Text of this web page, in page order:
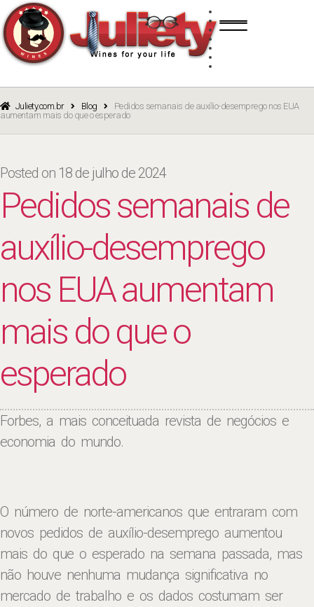
navigation
content
BRANCO
ROSÉ
Juliety.com.br Blog
Pedidos semanais de auxílio-desemprego nos EUA
aumentam mais do que o esperado
Posted on 18 de julho de 2024
Pedidos semanais de
auxílio-desemprego
nos EUA aumentam
mais do que o
esperado
Forbes, a mais conceituada revista de negócios e
economia do mundo.
O número de norte-americanos que entraram com
novos pedidos de auxílio-desemprego aumentou
mais do que o esperado na semana passada, mas
não houve nenhuma mudança significativa no
mercado de trabalho e os dados costumam ser